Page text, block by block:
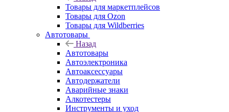
Товары для маркетплейсов
Товары для Ozon
Товары для Wildberries
Автотовары
Назад
Автотовары
Автоэлектроника
Автоаксессуары
Автодержатели
Аварийные знаки
Алкотестеры
Инструменты и уход